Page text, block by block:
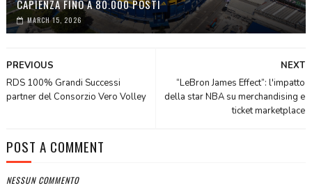
CAPIENZA FINO A 80.000 POSTI
MARCH 15, 2026
NEXT
“LeBron James Effect”: l'impatto
della star NBA su merchandising e
ticket marketplace
PREVIOUS
RDS 100% Grandi Successi
partner del Consorzio Vero Volley
POST A COMMENT
NESSUN COMMENTO